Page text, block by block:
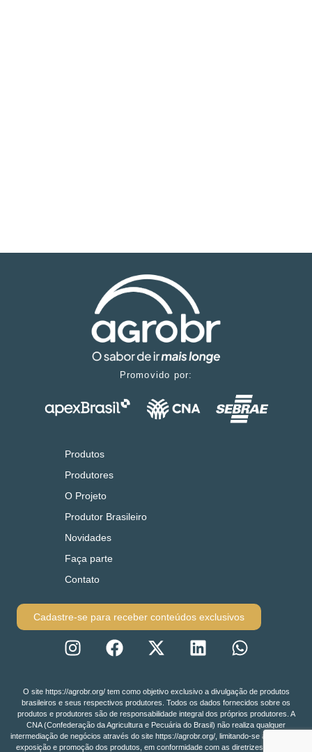
Promovido por:
Produtos
Produtores
O Projeto
Produtor Brasileiro
Novidades
Faça parte
Contato
Cadastre-se para receber conteúdos exclusivos
O site https://agrobr.org/ tem como objetivo exclusivo a divulgação de produtos
brasileiros e seus respectivos produtores. Todos os dados fornecidos sobre os
produtos e produtores são de responsabilidade integral dos próprios produtores. A
CNA (Confederação da Agricultura e Pecuária do Brasil) não realiza qualquer
intermediação de negócios através do site https://agrobr.org/, limitando-se à função de
exposição e promoção dos produtos, em conformidade com as diretrizes da LGPD